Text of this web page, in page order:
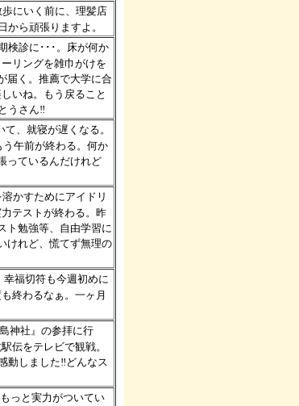
にいく前に、理髪店
から頑張りますよ。
検診に･･･。床が何か
リングを雑巾がけを
届く。推薦で大学に合
いね。もう戻ること
うさん‼
、就寝が遅くなる。
午前が終わる。何か
っているんだけれど
かすためにアイドリ
テストが終わる。昨
ト勉強等、自由学習に
けれど、慌てず無理の
福切符も今週初めに
終わるなぁ。一ヶ月
神社』の参拝に行
伝をテレビで観戦。
動しました‼どんなス
っと実力がついてい